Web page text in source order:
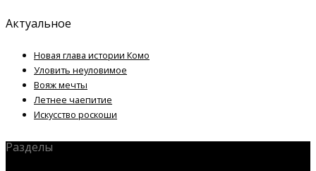
Актуальное
Новая глава истории Комо
Уловить неуловимое
Вояж мечты
Летнее чаепитие
Искусство роскоши
Разделы